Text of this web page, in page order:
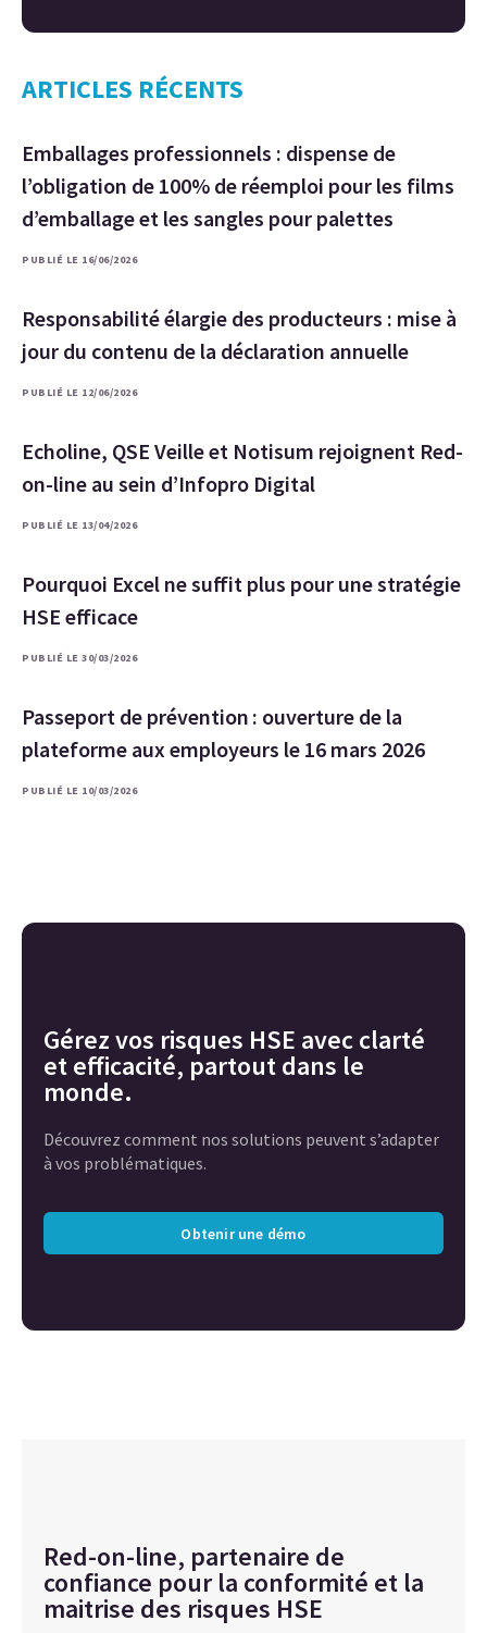
ARTICLES RÉCENTS
Emballages professionnels : dispense de
l’obligation de 100% de réemploi pour les films
d’emballage et les sangles pour palettes
PUBLIÉ LE 16/06/2026
Responsabilité élargie des producteurs : mise à
jour du contenu de la déclaration annuelle
PUBLIÉ LE 12/06/2026
Echoline, QSE Veille et Notisum rejoignent Red-
on-line au sein d’Infopro Digital
PUBLIÉ LE 13/04/2026
Pourquoi Excel ne suffit plus pour une stratégie
HSE efficace
PUBLIÉ LE 30/03/2026
Passeport de prévention : ouverture de la
plateforme aux employeurs le 16 mars 2026
PUBLIÉ LE 10/03/2026
Gérez vos risques HSE avec clarté
et efficacité, partout dans le
monde.
Découvrez comment nos solutions peuvent s’adapter
à vos problématiques.
Obtenir une démo
Red-on-line, partenaire de
confiance pour la conformité et la
maitrise des risques HSE